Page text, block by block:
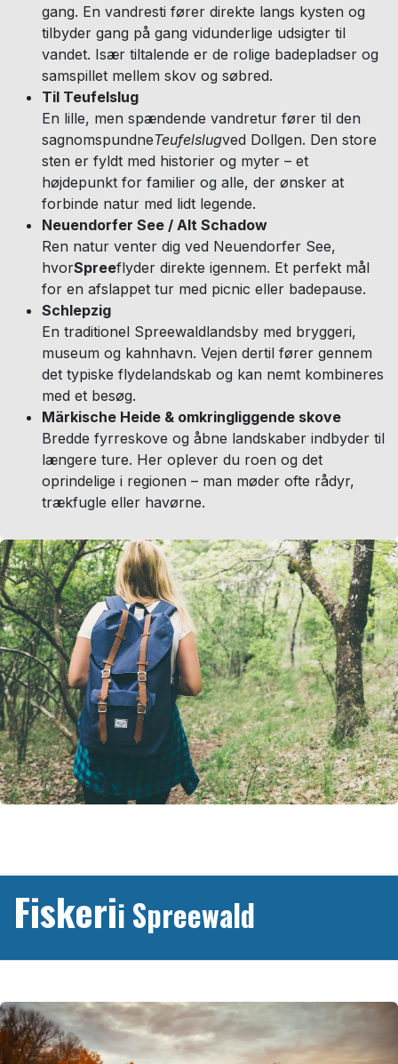
gang. En vandresti fører direkte langs kysten og
tilbyder gang på gang vidunderlige udsigter til
vandet. Især tiltalende er de rolige badepladser og
samspillet mellem skov og søbred.
Til Teufelslug
En lille, men spændende vandretur fører til den
sagnomspundneTeufelslugved Dollgen. Den store
sten er fyldt med historier og myter – et
højdepunkt for familier og alle, der ønsker at
forbinde natur med lidt legende.
Neuendorfer See / Alt Schadow
Ren natur venter dig ved Neuendorfer See,
hvorSpreeflyder direkte igennem. Et perfekt mål
for en afslappet tur med picnic eller badepause.
Schlepzig
En traditionel Spreewaldlandsby med bryggeri,
museum og kahnhavn. Vejen dertil fører gennem
det typiske flydelandskab og kan nemt kombineres
med et besøg.
Märkische Heide & omkringliggende skove
Bredde fyrreskove og åbne landskaber indbyder til
længere ture. Her oplever du roen og det
oprindelige i regionen – man møder ofte rådyr,
trækfugle eller havørne.
Fiskerii Spreewald